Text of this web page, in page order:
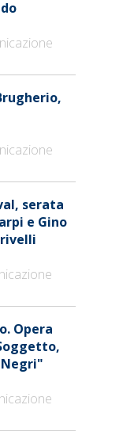
serata
e Gino
Opera
Negri"